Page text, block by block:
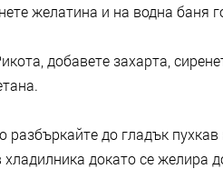
желатина и на водна баня
добавете захарта,
разбъркайте до гладък
хладилника докато се желира